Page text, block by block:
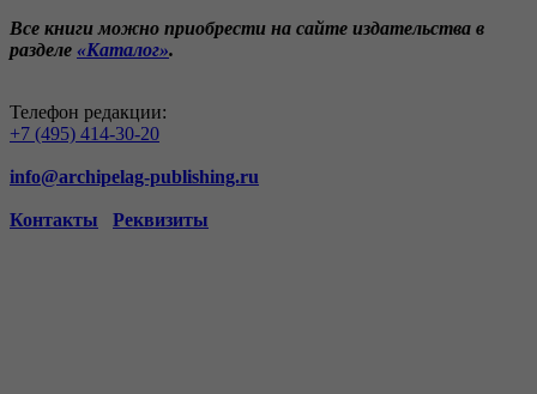
Все книги можно приобрести на сайте издательства в
разделе «Каталог».
Телефон редакции:
+7 (495) 414-30-20
info@archipelag-publishing.ru
Контакты Реквизиты